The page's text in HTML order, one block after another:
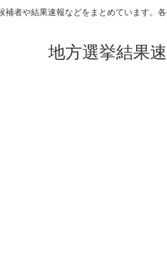
補者や結果速報などをまとめています。
地方選挙結果